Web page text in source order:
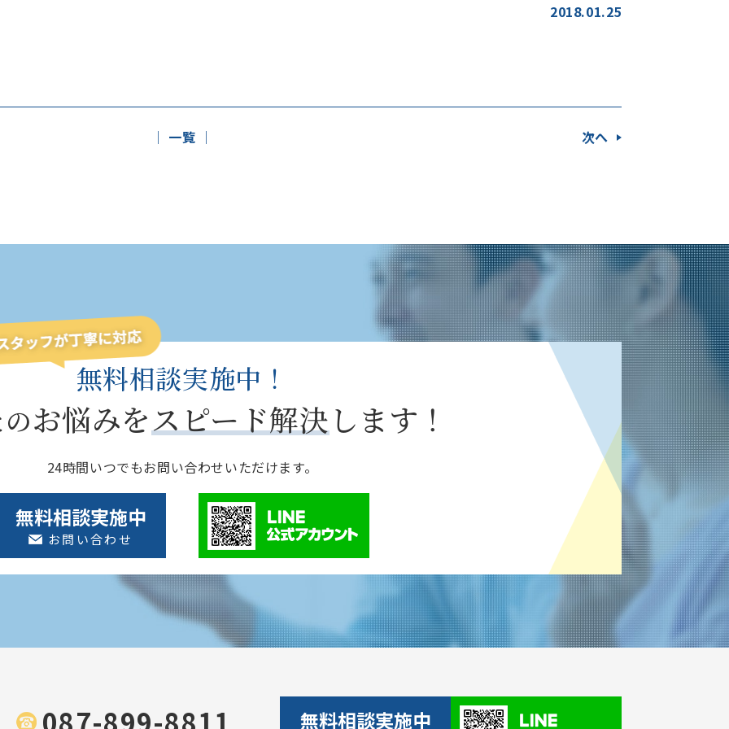
2018.01.25
次へ
│ 一覧 │
無料相談実施中！
のお悩みをスピード解決します！
24時間いつでもお問い合わせいただけます。
無料相談実施中
お問い合わせ
無料相談実施中